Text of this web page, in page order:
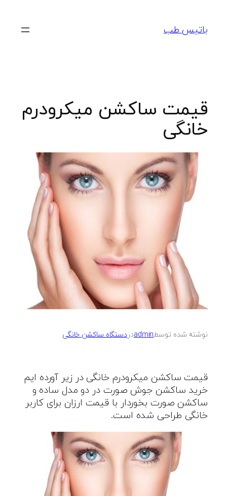
محتواباتیس طب
قیمت ساکشن میکرودرم
خانگی
نوشته شده توسطadminدر دستگاه ساکشن خانگی
قیمت ساکشن میکرودرم خانگی در زیر آورده ایم
خرید ساکشن جوش صورت در دو مدل ساده و
ساکشن صورت بخوردار با قیمت ارزان برای کاربر
خانگی طراحی شده است.